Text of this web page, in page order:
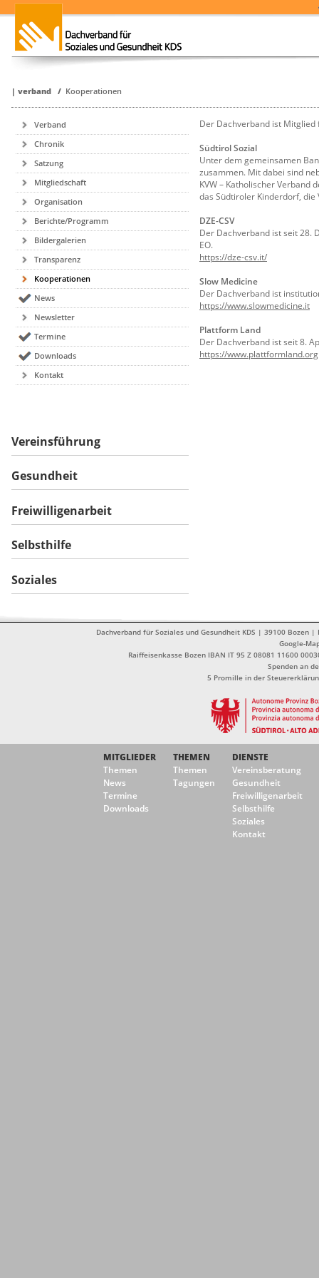
| verband / Kooperationen
Verband
Chronik
Satzung
Mitgliedschaft
Organisation
Berichte/Programm
Bildergalerien
Transparenz
Kooperationen
News
Newsletter
Termine
Downloads
Kontakt
Vereinsführung
Gesundheit
Freiwilligenarbeit
Selbsthilfe
Soziales
Der Dachverband ist
Südtirol Sozial
Unter dem gemeinsamen
zusammen. Mit dabei sind
KVW – Katholischer Verband
das Südtiroler Kinderdorf, die
DZE-CSV
Der Dachverband ist seit 28.
EO.
https://dze-csv.it/
Slow Medicine
Der Dachverband ist
https://www.slowmedicine.it
Plattform Land
Der Dachverband ist seit 8.
https://www.plattformland.org
Dachverband für Soziales und Gesundheit KDS | 39100
Google-
Raiffeisenkasse Bozen IBAN IT 95 Z 08081 11600
Spenden an
5 Promille in der
MITGLIEDER
Themen
News
Termine
Downloads
THEMEN
Themen
Tagungen
DIENSTE
Vereinsberatung
Gesundheit
Freiwilligenarbeit
Selbsthilfe
Soziales
Kontakt